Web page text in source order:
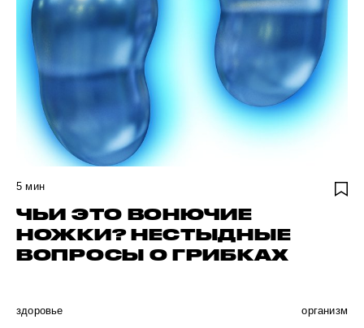
5 мин
ЧЬИ ЭТО ВОНЮЧИЕ
НОЖКИ? НЕСТЫДНЫЕ
ВОПРОСЫ О ГРИБКАХ
здоровье организм